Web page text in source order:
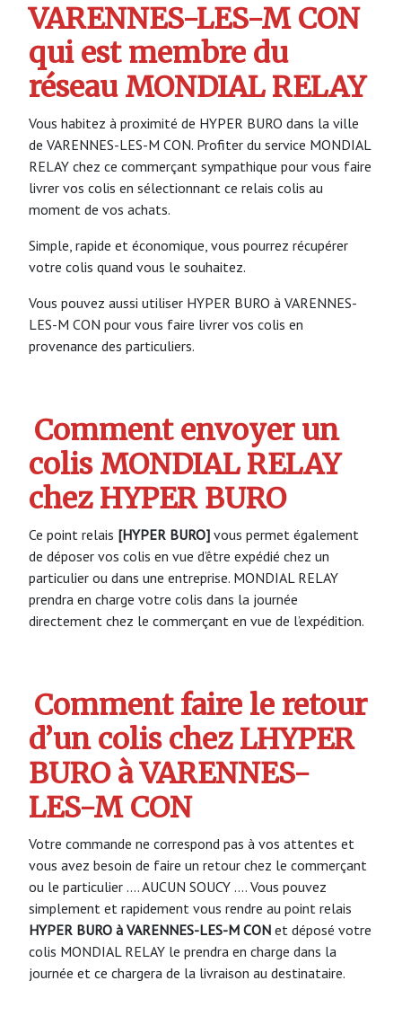
VARENNES-LES-M CON
qui est membre du
réseau MONDIAL RELAY
Vous habitez à proximité de HYPER BURO dans la ville
de VARENNES-LES-M CON. Profiter du service MONDIAL
RELAY chez ce commerçant sympathique pour vous faire
livrer vos colis en sélectionnant ce relais colis au
moment de vos achats.
Simple, rapide et économique, vous pourrez récupérer
votre colis quand vous le souhaitez.
Vous pouvez aussi utiliser HYPER BURO à VARENNES-
LES-M CON pour vous faire livrer vos colis en
provenance des particuliers.
Comment envoyer un
colis MONDIAL RELAY
chez HYPER BURO
Ce point relais [HYPER BURO] vous permet également
de déposer vos colis en vue d’être expédié chez un
particulier ou dans une entreprise. MONDIAL RELAY
prendra en charge votre colis dans la journée
directement chez le commerçant en vue de l’expédition.
Comment faire le retour
d’un colis chez LHYPER
BURO à VARENNES-
LES-M CON
Votre commande ne correspond pas à vos attentes et
vous avez besoin de faire un retour chez le commerçant
ou le particulier …. AUCUN SOUCY …. Vous pouvez
simplement et rapidement vous rendre au point relais
HYPER BURO à VARENNES-LES-M CON et déposé votre
colis MONDIAL RELAY le prendra en charge dans la
journée et ce chargera de la livraison au destinataire.